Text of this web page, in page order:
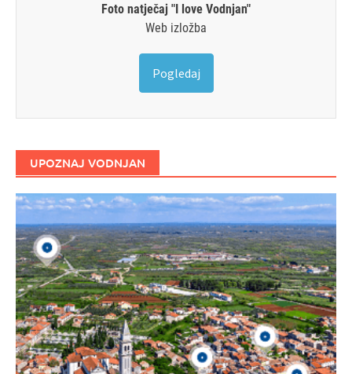
Foto natječaj "I love Vodnjan"
Web izložba
Pogledaj
UPOZNAJ VODNJAN